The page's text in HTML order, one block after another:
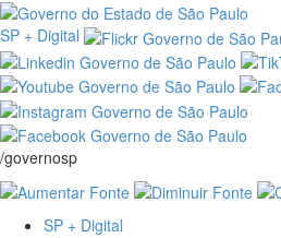
SP + Digital
/governosp
SP + Digital